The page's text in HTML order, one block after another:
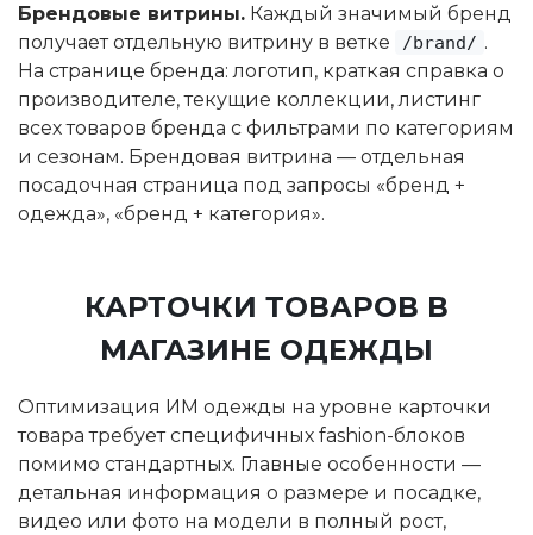
Брендовые витрины. Каждый значимый бренд
получает отдельную витрину в ветке
/brand/ .
На странице бренда: логотип, краткая справка о
производителе, текущие коллекции, листинг
всех товаров бренда с фильтрами по категориям
и сезонам. Брендовая витрина — отдельная
посадочная страница под запросы «бренд +
одежда», «бренд + категория».
КАРТОЧКИ ТОВАРОВ В
МАГАЗИНЕ ОДЕЖДЫ
Оптимизация ИМ одежды на уровне карточки
товара требует специфичных fashion-блоков
помимо стандартных. Главные особенности —
детальная информация о размере и посадке,
видео или фото на модели в полный рост,